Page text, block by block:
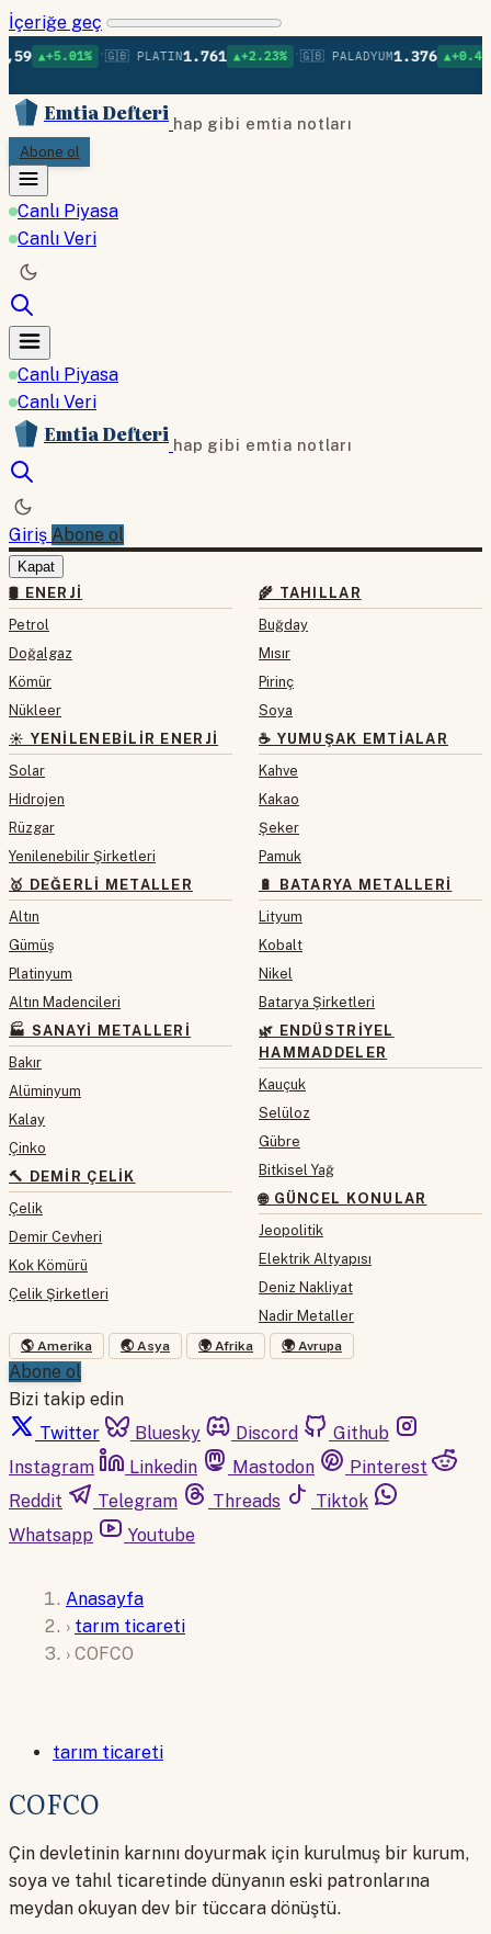
İçeriğe geç
🇬🇧 PLATIN1.761 ▲+2.23% 🇬🇧 PALADYUM 1.376 ▲+0.48% 🇬🇧
Emtia Defteri hap gibi emtia notları
Abone ol
Canlı Piyasa
Canlı Veri
Canlı Piyasa
Canlı Veri
Emtia Defteri hap gibi emtia notları
Giriş Abone ol
Kapat
🛢 ENERJI
Petrol
Doğalgaz
Kömür
Nükleer
☀️ YENILENEBILIR ENERJI
Solar
Hidrojen
Rüzgar
Yenilenebilir Şirketleri
🥇 DEĞERLI METALLER
Altın
Gümüş
Platinyum
Altın Madencileri
🏭 SANAYI METALLERI
Bakır
Alüminyum
Kalay
Çinko
🔨 DEMIR ÇELIK
Çelik
Demir Cevheri
Kok Kömürü
Çelik Şirketleri
🌾 TAHILLAR
Buğday
Mısır
Pirinç
Soya
☕ YUMUŞAK EMTIALAR
Kahve
Kakao
Şeker
Pamuk
🔋 BATARYA METALLERI
Lityum
Kobalt
Nikel
Batarya Şirketleri
🌿 ENDÜSTRIYEL
HAMMADDELER
Kauçuk
Selüloz
Gübre
Bitkisel Yağ
🌐 GÜNCEL KONULAR
Jeopolitik
Elektrik Altyapısı
Deniz Nakliyat
Nadir Metaller
🌎 Amerika 🌏 Asya 🌍 Afrika 🌍 Avrupa
Abone ol
Bizi takip edin
Twitter
Bluesky Discord
Github
Instagram
Linkedin Mastodon
Pinterest
Reddit
Telegram Threads
Tiktok
Whatsapp
Youtube
Anasayfa
› tarım ticareti
› COFCO
tarım ticareti
COFCO
Çin devletinin karnını doyurmak için kurulmuş bir kurum,
soya ve tahıl ticaretinde dünyanın eski patronlarına
meydan okuyan dev bir tüccara dönüştü.